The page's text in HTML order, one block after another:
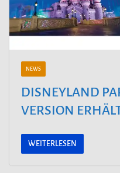
NEWS
DISNEYLAND
VERSION
WEITERLESEN